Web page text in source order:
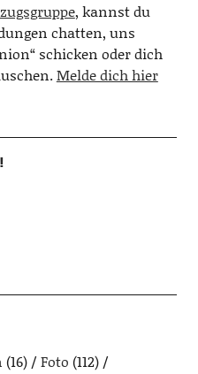
, kannst du
chatten, uns
schicken oder dich
Melde dich hier
(16) Foto (112)